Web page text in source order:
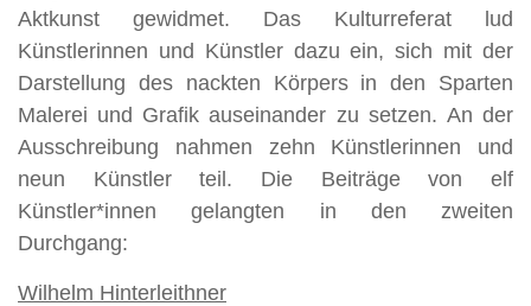
Mathias Pöschl
Hannes Sommer
Stephanie Stipsits
Marlen Tschida
Sarah Vlasitz
Aktkunst gewidmet. Das Kulturreferat lud
Künstlerinnen und Künstler dazu ein, sich mit der
Darstellung des nackten Körpers in den Sparten
Malerei und Grafik auseinander zu setzen. An der
Ausschreibung nahmen zehn Künstlerinnen und
neun Künstler teil. Die Beiträge von elf
Künstler*innen gelangten in den zweiten
Durchgang:
Wilhelm Hinterleithner